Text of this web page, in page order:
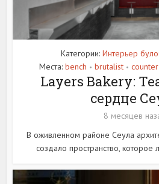
Категории: Интерьер
Места: bench • brutalist • counter
Layers Bakery:
сердце
8 месяцев
В оживленном районе Сеула
создало пространство, которое